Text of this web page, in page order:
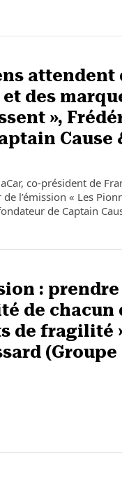
attendent
des
»,
Cause
co-président de
l’émission « Les
de Captain
:
de chacun
de fragilité
(Groupe